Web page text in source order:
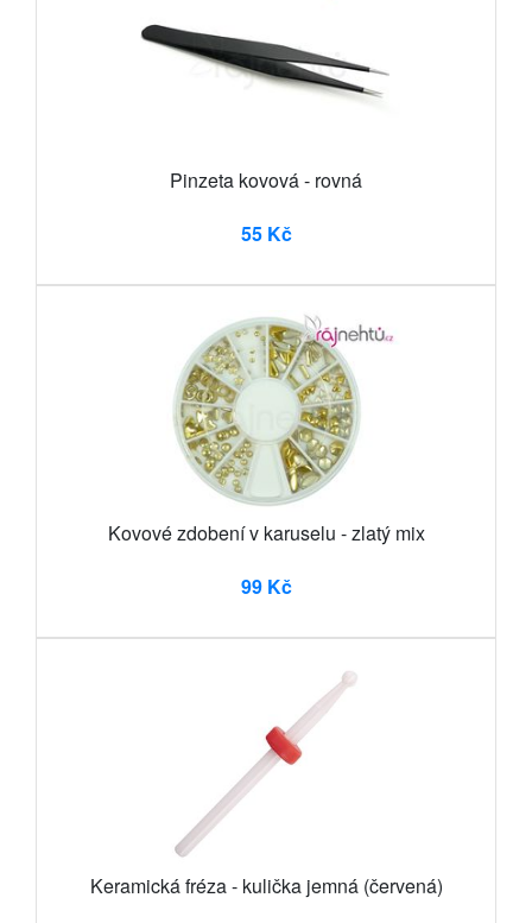
Pinzeta kovová - rovná
55 Kč
Kovové zdobení v karuselu - zlatý mix
99 Kč
Keramická fréza - kulička jemná (červená)